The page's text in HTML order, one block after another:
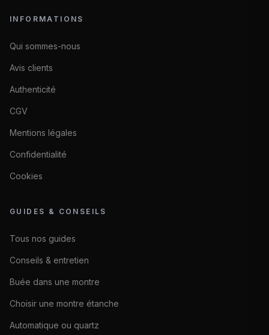
INFORMATIONS
Qui sommes-nous
Avis clients
Authenticité
CGV
Mentions légales
Confidentialité
Cookies
GUIDES & CONSEILS
Tous nos guides
Conseils & entretien
Buée dans une montre
Choisir une montre étanche
Automatique ou quartz